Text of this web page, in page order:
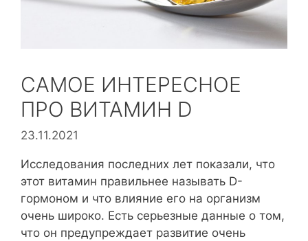
САМОЕ ИНТЕРЕСНОЕ
ПРО ВИТАМИН D
23.11.2021
Исследования последних лет показали, что
этот витамин правильнее называть D-
гормоном и что влияние его на организм
очень широко. Есть серьезные данные о том,
что он предупреждает развитие очень